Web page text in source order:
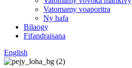
Vatomamy voaporitra
Ny hafa
Bilaogy
Fifandraisana
English